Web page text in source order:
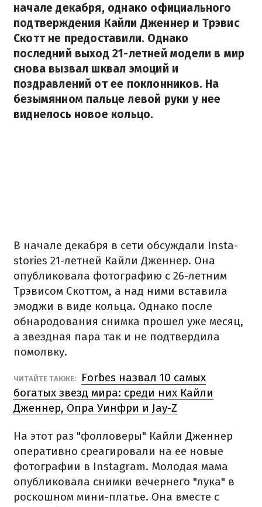
начале декабря, однако официального
подтверждения Кайли Дженнер и Трэвис
Скотт не предоставили. Однако
последний выход 21-летней модели в мир
снова вызвал шквал эмоций и
поздравлений от ее поклонников. На
безымянном пальце левой руки у нее
виднелось новое кольцо.
В начале декабря в сети обсуждали Insta-
stories 21-летней Кайли Дженнер. Она
опубликовала фотографию с 26-летним
Трэвисом Скоттом, а над ними вставила
эмоджи в виде кольца. Однако после
обнародования снимка прошел уже месяц,
а звездная пара так и не подтвердила
помолвку.
ЧИТАЙТЕ ТАКЖЕ:
Forbes назвал 10 самых
богатых звезд мира: среди них Кайли
Дженнер, Опра Уинфри и Jay-Z
На этот раз "фолловеры" Кайли Дженнер
оперативно среагировали на ее новые
фотографии в Instagram. Молодая мама
опубликовала снимки вечернего "лука" в
роскошном мини-платье. Она вместе с